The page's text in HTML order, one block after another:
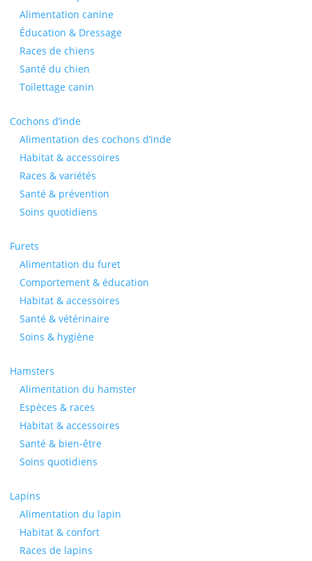
Alimentation canine
Éducation & Dressage
Races de chiens
Santé du chien
Toilettage canin
Cochons d’inde
Alimentation des cochons d’inde
Habitat & accessoires
Races & variétés
Santé & prévention
Soins quotidiens
Furets
Alimentation du furet
Comportement & éducation
Habitat & accessoires
Santé & vétérinaire
Soins & hygiène
Hamsters
Alimentation du hamster
Espèces & races
Habitat & accessoires
Santé & bien-être
Soins quotidiens
Lapins
Alimentation du lapin
Habitat & confort
Races de lapins